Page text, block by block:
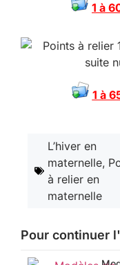
1 à
1 à
L’hiver en
maternelle,
à relier en
maternelle
Pour continuer